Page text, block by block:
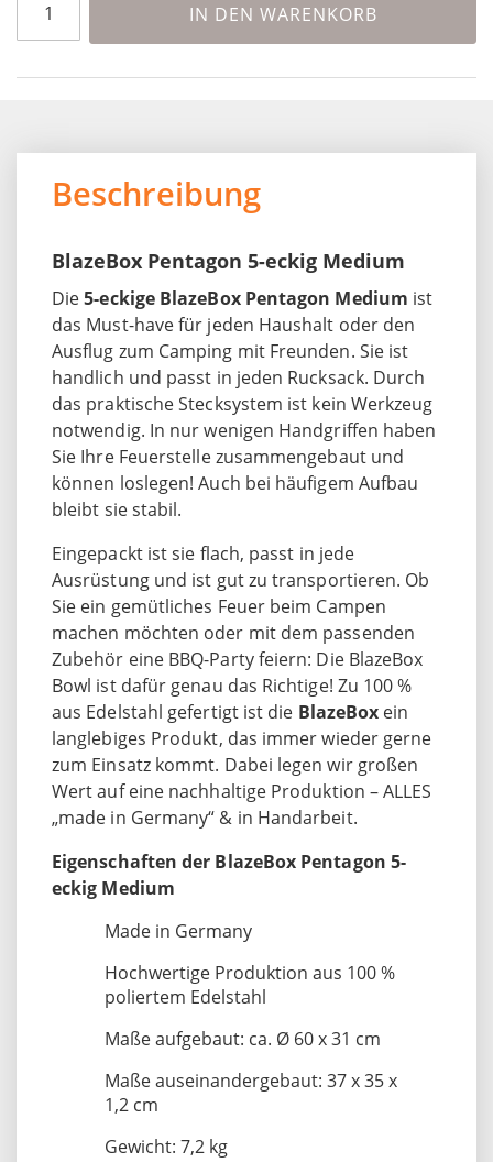
IN DEN WARENKORB
Beschreibung
BlazeBox Pentagon 5-eckig Medium
Die5-eckige BlazeBox Pentagon Medium ist
das Must-have für jeden Haushalt oder den
Ausflug zum Camping mit Freunden. Sie ist
handlich und passt in jeden Rucksack. Durch
das praktische Stecksystem ist kein Werkzeug
notwendig. In nur wenigen Handgriffen haben
Sie Ihre Feuerstelle zusammengebaut und
können loslegen! Auch bei häufigem Aufbau
bleibt sie stabil.
Eingepackt ist sie flach, passt in jede
Ausrüstung und ist gut zu transportieren. Ob
Sie ein gemütliches Feuer beim Campen
machen möchten oder mit dem passenden
Zubehör eine BBQ-Party feiern: Die BlazeBox
Bowl ist dafür genau das Richtige! Zu 100 %
aus Edelstahl gefertigt ist die BlazeBox ein
langlebiges Produkt, das immer wieder gerne
zum Einsatz kommt. Dabei legen wir großen
Wert auf eine nachhaltige Produktion – ALLES
„made in Germany“ & in Handarbeit.
Eigenschaften der BlazeBox Pentagon 5-
eckig Medium
Made in Germany
Hochwertige Produktion aus 100 %
poliertem Edelstahl
Maße aufgebaut: ca. Ø 60 x 31 cm
Maße auseinandergebaut: 37 x 35 x
1,2 cm
Gewicht: 7,2 kg